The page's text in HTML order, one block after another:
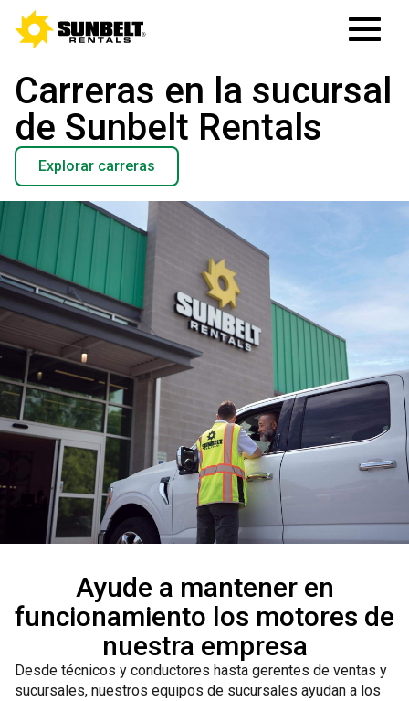
Carreras en la sucursal
de Sunbelt Rentals
Explorar carreras
Ayude a mantener en
funcionamiento los motores de
nuestra empresa
Desde técnicos y conductores hasta gerentes de ventas y
sucursales, nuestros equipos de sucursales ayudan a los